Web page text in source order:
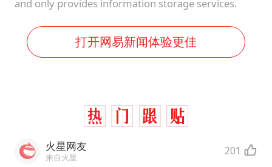
and only provides information storage services.
打开网易新闻体验更佳
火星网友
来自火星 201